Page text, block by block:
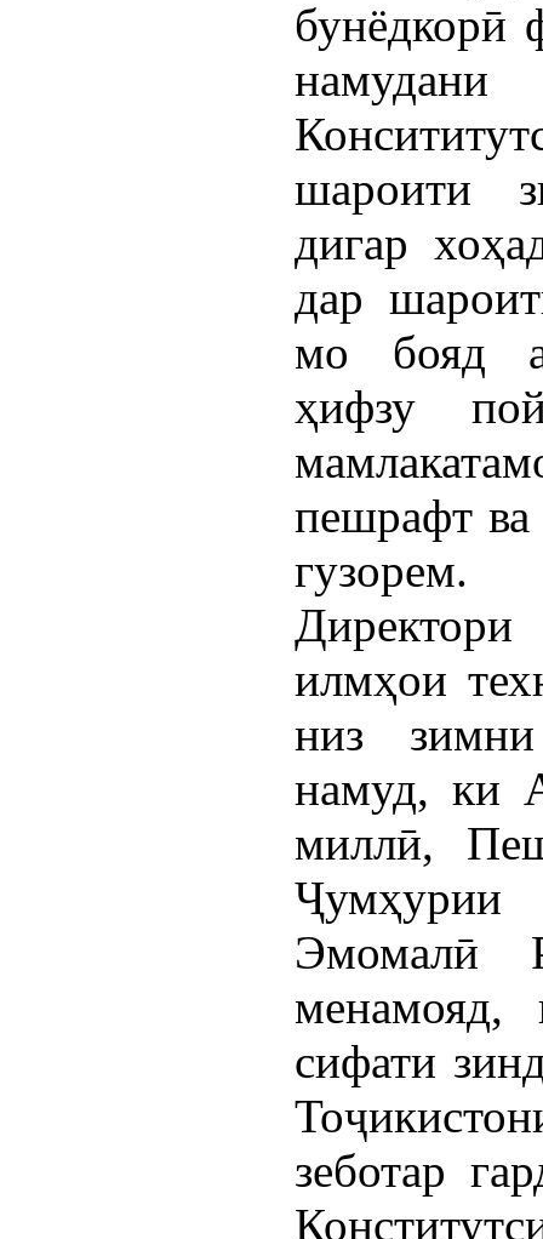
бунёдкорӣ
шароити
дигар
дар
мо бояд
ҳифзу
пешрафт ва
гузорем.
илмҳои
низ
намуд, ки
миллӣ,
Эмомалӣ
менамояд,
сифати
зеботар